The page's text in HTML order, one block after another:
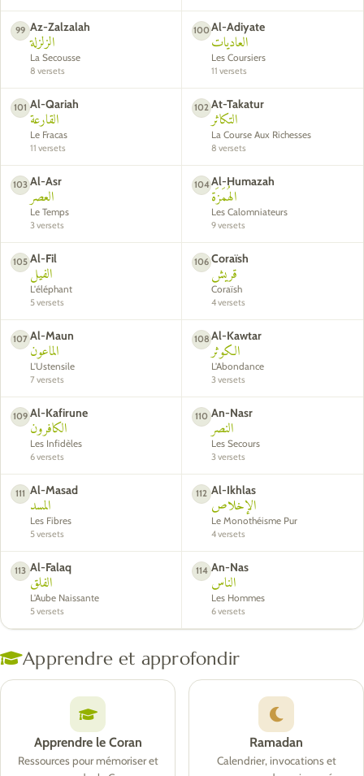
99 Az-Zalzalah
الزلزلة
La Secousse
8 versets
100 Al-Adiyate
العاديات
Les Coursiers
11 versets
101 Al-Qariah
القارعة
Le Fracas
11 versets
102 At-Takatur
التكاثر
La Course Aux Richesses
8 versets
103 Al-Asr
العصر
Le Temps
3 versets
104Al-Humazah
الهُمَزَة
Les Calomniateurs
9 versets
105 Al-Fil
الفيل
L'éléphant
5 versets
106 Coraïsh
قريش
Coraïsh
4 versets
107 Al-Maun
الماعون
L'Ustensile
7 versets
108 Al-Kawtar
الكوثر
L'Abondance
3 versets
109 Al-Kafirune
الكافرون
Les Infidèles
6 versets
110 An-Nasr
النصر
Les Secours
3 versets
111 Al-Masad
المسد
Les Fibres
5 versets
112 Al-Ikhlas
الإخلاص
Le Monothéisme Pur
4 versets
113 Al-Falaq
الفلق
L'Aube Naissante
5 versets
114 An-Nas
الناس
Les Hommes
6 versets
Apprendre et approfondir
Apprendre le Coran
Ressources pour mémoriser et
Ramadan
Calendrier, invocations et